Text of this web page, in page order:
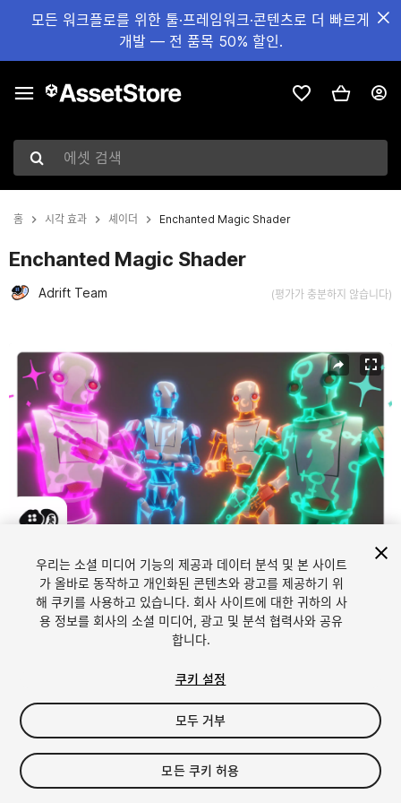
모든 워크플로를 위한 툴·프레임워크·콘텐츠로 더 빠르게
개발 — 전 품목 50% 할인.
에셋 검색
홈 시각 효과 셰이더 Enchanted Magic Shader
Enchanted Magic Shader
Adrift Team (평가가 충분하지 않습니다)
현재 슬라이드: 1 / 5
1/5
$15
세금/부가세는 결제 시 반영됩니다.
우리는 소셜 미디어 기능의 제공과 데이터 분석 및 본 사이트
가 올바로 동작하고 개인화된 콘텐츠와 광고를 제공하기 위
해 쿠키를 사용하고 있습니다. 회사 사이트에 대한 귀하의 사
용 정보를 회사의 소셜 미디어, 광고 및 분석 협력사와 공유
합니다.
쿠키 설정
모두 거부
모든 쿠키 허용